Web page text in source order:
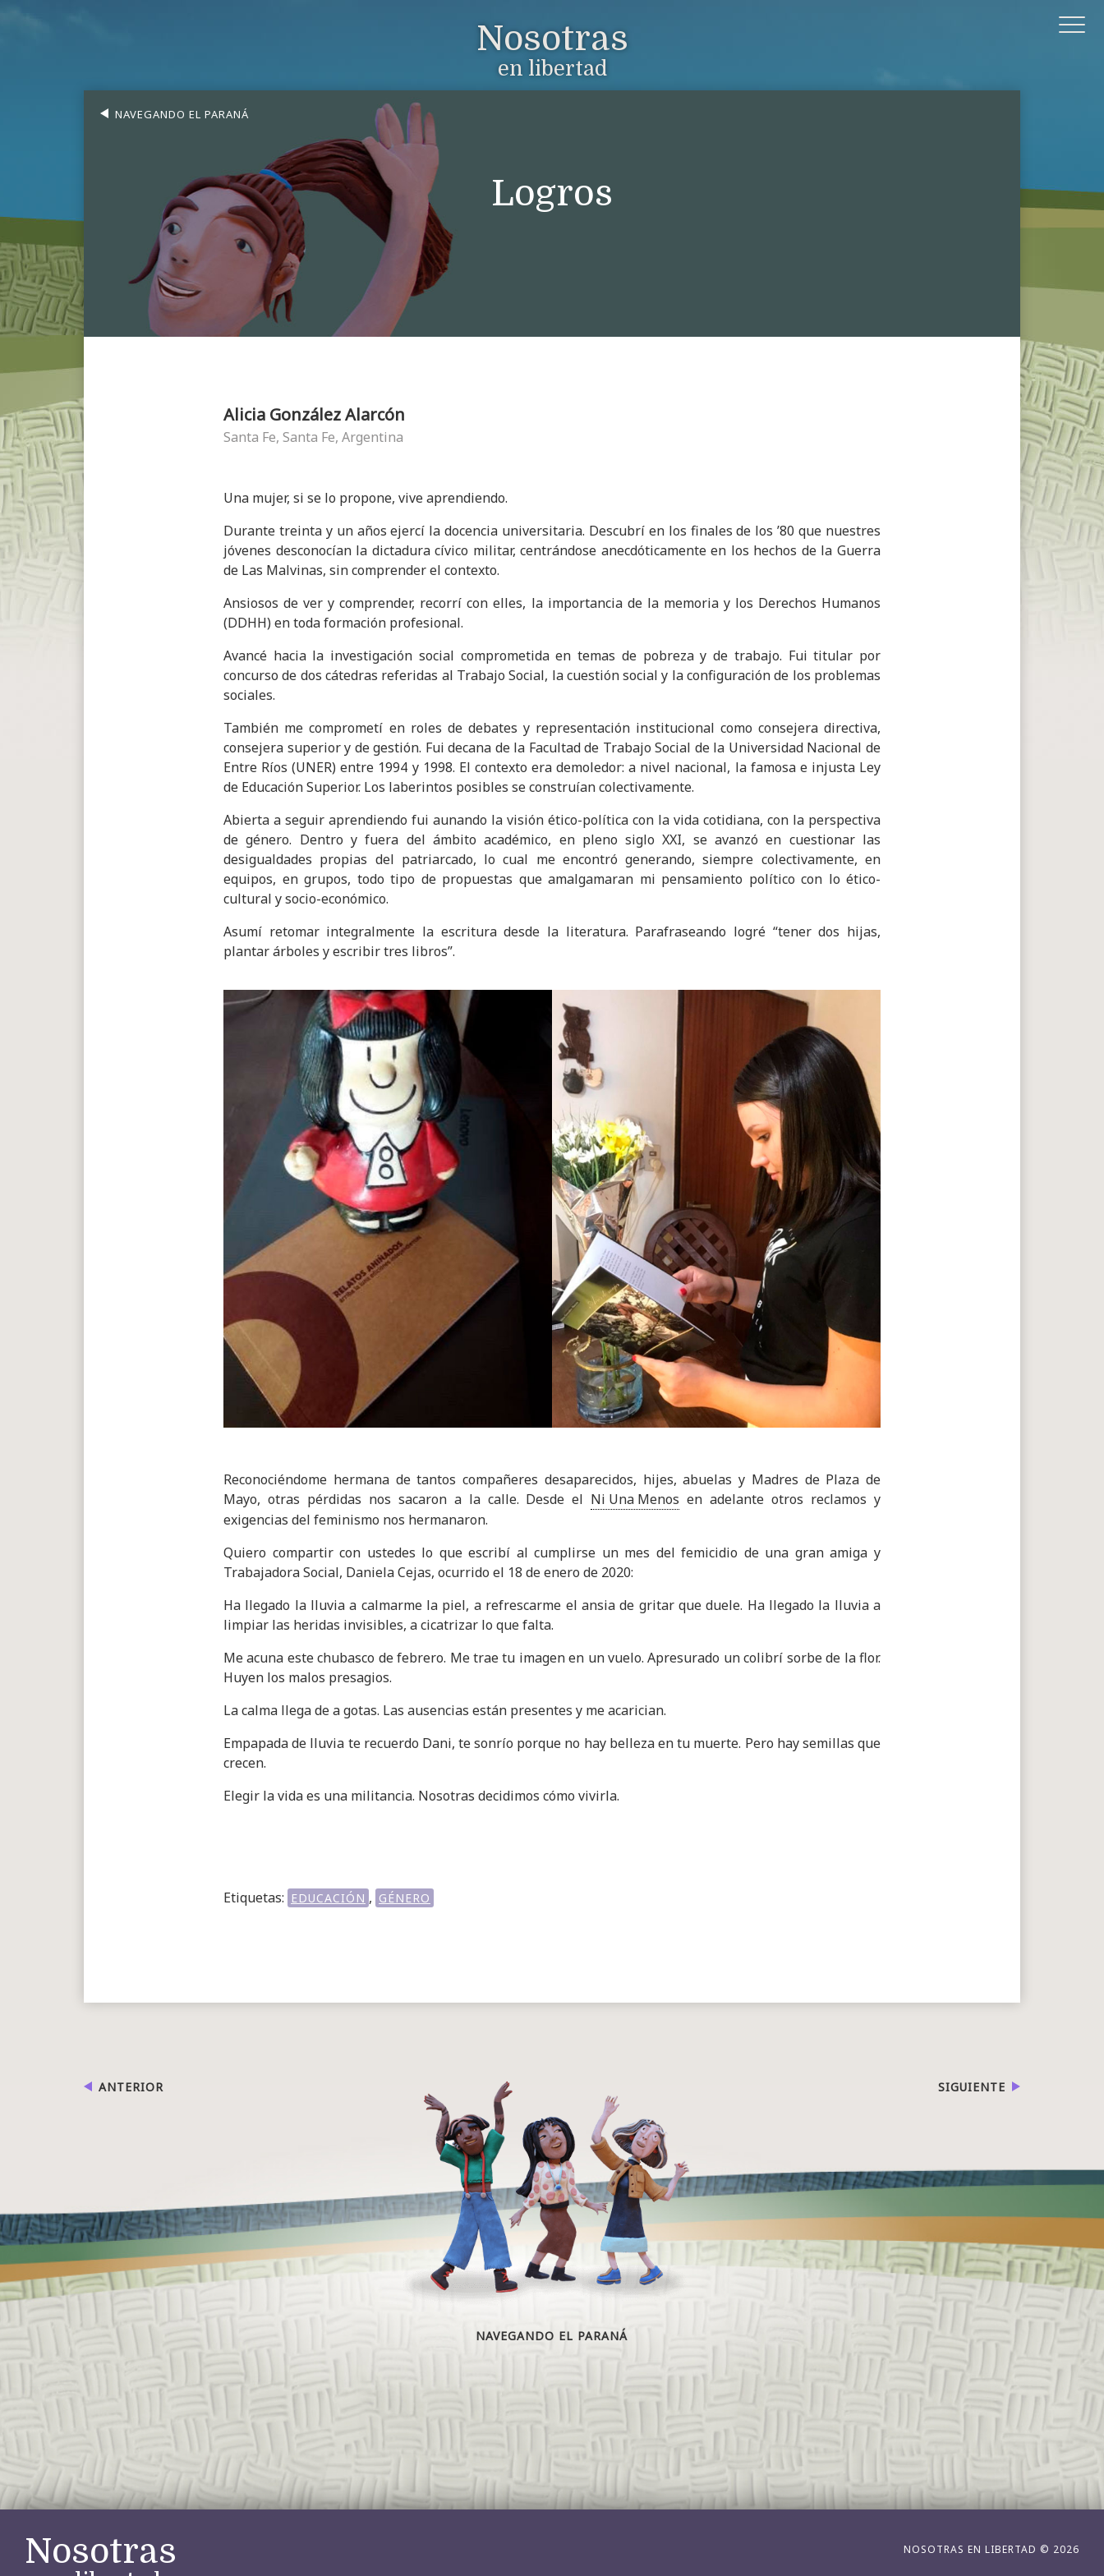
Nosotras
en libertad
NAVEGANDO EL PARANÁ
Logros
Alicia González Alarcón
Santa Fe, Santa Fe, Argentina
Una mujer, si se lo propone, vive aprendiendo.
Durante treinta y un años ejercí la docencia universitaria. Descubrí en los finales de los ’80 que nuestres
jóvenes desconocían la dictadura cívico militar, centrándose anecdóticamente en los hechos de la Guerra
de Las Malvinas, sin comprender el contexto.
Ansiosos de ver y comprender, recorrí con elles, la importancia de la memoria y los Derechos Humanos
(DDHH) en toda formación profesional.
Avancé hacia la investigación social comprometida en temas de pobreza y de trabajo. Fui titular por
concurso de dos cátedras referidas al Trabajo Social, la cuestión social y la configuración de los problemas
sociales.
También me comprometí en roles de debates y representación institucional como consejera directiva,
consejera superior y de gestión. Fui decana de la Facultad de Trabajo Social de la Universidad Nacional de
Entre Ríos (UNER) entre 1994 y 1998. El contexto era demoledor: a nivel nacional, la famosa e injusta Ley
de Educación Superior. Los laberintos posibles se construían colectivamente.
Abierta a seguir aprendiendo fui aunando la visión ético-política con la vida cotidiana, con la perspectiva
de género. Dentro y fuera del ámbito académico, en pleno siglo XXI, se avanzó en cuestionar las
desigualdades propias del patriarcado, lo cual me encontró generando, siempre colectivamente, en
equipos, en grupos, todo tipo de propuestas que amalgamaran mi pensamiento político con lo ético-
cultural y socio-económico.
Asumí retomar integralmente la escritura desde la literatura. Parafraseando logré “tener dos hijas,
plantar árboles y escribir tres libros”.
Reconociéndome hermana de tantos compañeres desaparecidos, hijes, abuelas y Madres de Plaza de
Mayo, otras pérdidas nos sacaron a la calle. Desde el Ni Una Menos en adelante otros reclamos y
exigencias del feminismo nos hermanaron.
Quiero compartir con ustedes lo que escribí al cumplirse un mes del femicidio de una gran amiga y
Trabajadora Social, Daniela Cejas, ocurrido el 18 de enero de 2020:
Ha llegado la lluvia a calmarme la piel, a refrescarme el ansia de gritar que duele. Ha llegado la lluvia a
limpiar las heridas invisibles, a cicatrizar lo que falta.
Me acuna este chubasco de febrero. Me trae tu imagen en un vuelo. Apresurado un colibrí sorbe de la flor.
Huyen los malos presagios.
La calma llega de a gotas. Las ausencias están presentes y me acarician.
Empapada de lluvia te recuerdo Dani, te sonrío porque no hay belleza en tu muerte. Pero hay semillas que
crecen.
Elegir la vida es una militancia. Nosotras decidimos cómo vivirla.
Etiquetas: EDUCACIÓN , GÉNERO
ANTERIOR
NAVEGANDO EL PARANÁ
SIGUIENTE
Nosotras NOSOTRAS EN LIBERTAD © 2026